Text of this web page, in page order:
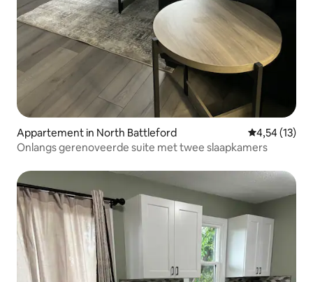
Appartement in North Battleford Gemiddelde
4,54 (13)
Onlangs gerenoveerde suite met twee slaapkamers